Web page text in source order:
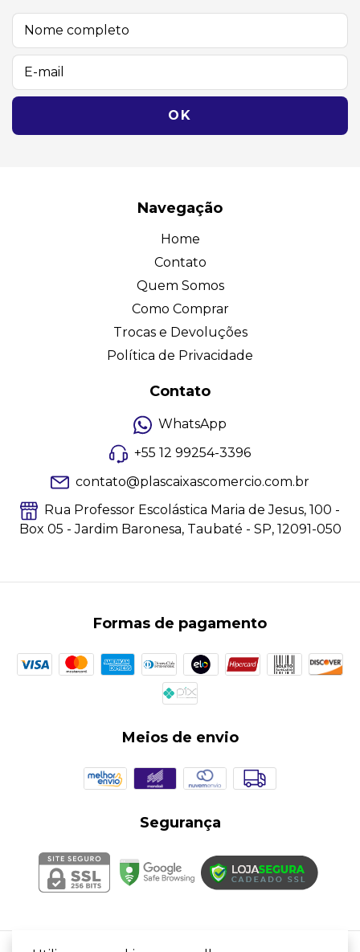
Navegação
Home
Contato
Quem Somos
Como Comprar
Trocas e Devoluções
Política de Privacidade
Contato
WhatsApp
+55 12 99254-3396
contato@plascaixascomercio.com.br
Rua Professor Escolástica Maria de Jesus, 100 -
Box 05 - Jardim Baronesa, Taubaté - SP, 12091-050
Formas de pagamento
Meios de envio
Segurança